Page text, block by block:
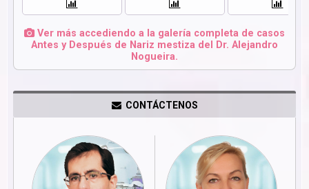
Ver más accediendo a la galería completa de casos
Antes y Después de Nariz mestiza del Dr. Alejandro
Nogueira.
CONTÁCTENOS